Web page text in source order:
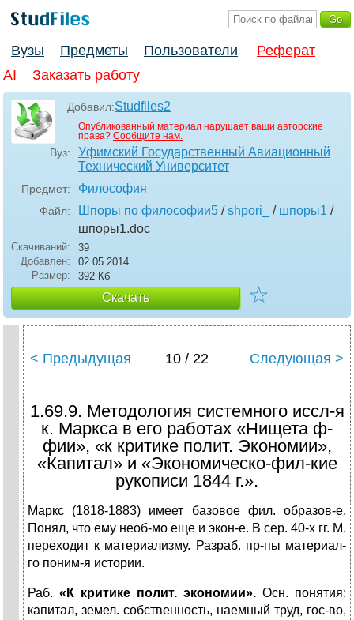
Вузы Предметы Пользователи
Реферат
AI
Заказать работу
Добавил:Studfiles2
Опубликованный материал нарушает ваши авторские
права? Сообщите нам.
Вуз:
Уфимский Государственный Авиационный
Технический Университет
Предмет: Философия
Файл: Шпоры по философии5 /shpori_ / шпоры1 /
шпоры1.doc
Скачиваний:
39
Добавлен:
02.05.2014
Размер:
392 Кб
Скачать ☆
< Предыдущая 10 / 22 Следующая >
1.69.9. Методология системного иссл-я
к. Маркса в его работах «Нищета ф-
фии», «к критике полит. Экономии»,
«Капитал» и «Экономическо-фил-кие
рукописи 1844 г.».
Маркс (1818-1883) имеет базовое фил. образов-е.
Понял, что ему необ-мо еще и экон-е. В сер. 40-х гг. М.
переходит к материализму. Разраб. пр-пы материал-
го поним-я истории.
Раб. «К критике полит. экономии». Осн. понятия:
капитал, земел. собственность, наемный труд, гос-во,